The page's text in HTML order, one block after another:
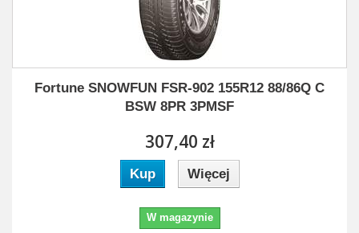
Fortune SNOWFUN FSR-902 155R12 88/86Q C
BSW 8PR 3PMSF
307,40 zł
Kup Więcej
W magazynie